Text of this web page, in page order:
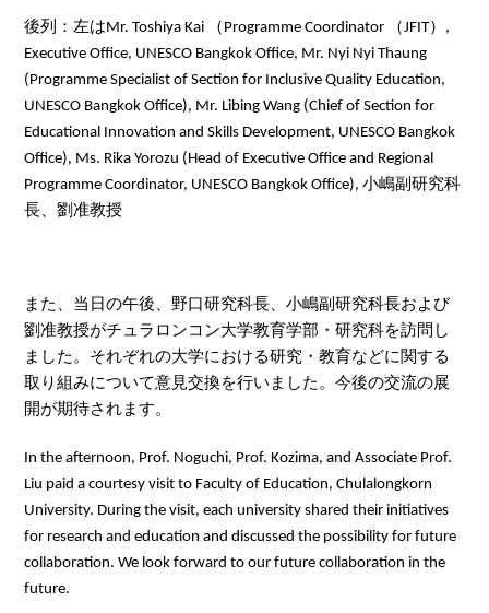
後列：左は Mr. Toshiya Kai （ Programme Coordinator （JFIT） ,
Executive Office, UNESCO Bangkok Office, Mr. Nyi Nyi Thaung
(Programme Specialist of Section for Inclusive Quality Education,
UNESCO Bangkok Office), Mr. Libing Wang (Chief of Section for
Educational Innovation and Skills Development, UNESCO Bangkok
Office), Ms. Rika Yorozu (Head of Executive Office and Regional
Programme Coordinator, UNESCO Bangkok Office),小嶋副研究科
長、劉准教授
また、当日の午後、野口研究科長、小嶋副研究科長および
劉准教授がチュラロンコン大学教育学部・研究科を訪問し
ました。それぞれの大学における研究・教育などに関する
取り組みについて意見交換を行いました。今後の交流の展
開が期待されます。
In the afternoon, Prof. Noguchi, Prof. Kozima, and Associate Prof.
Liu paid a courtesy visit to Faculty of Education, Chulalongkorn
University. During the visit, each university shared their initiatives
for research and education and discussed the possibility for future
collaboration. We look forward to our future collaboration in the
future.